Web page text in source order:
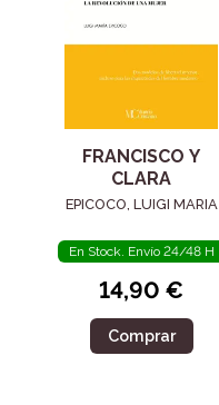
FRANCISCO Y
CLARA
EPICOCO, LUIGI MARIA
En Stock. Envío 24/48 H
14,90 €
Comprar